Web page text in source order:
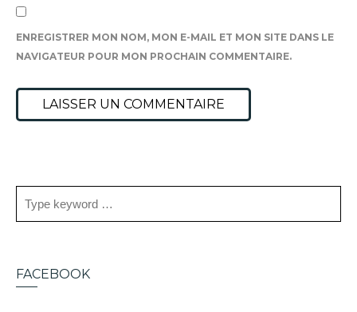
ENREGISTRER MON NOM, MON E-MAIL ET MON SITE DANS LE
NAVIGATEUR POUR MON PROCHAIN COMMENTAIRE.
FACEBOOK